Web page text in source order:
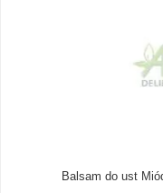
Balsam do ust